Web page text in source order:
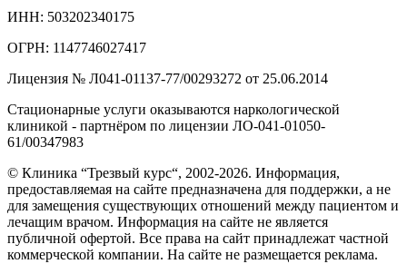
ИНН: 503202340175
ОГРН: 1147746027417
Лицензия № Л041-01137-77/00293272 от 25.06.2014
Стационарные услуги оказываются наркологической
клиникой - партнёром по лицензии ЛО-041-01050-
61/00347983
© Клиника “Трезвый курс“, 2002-2026. Информация,
предоставляемая на сайте предназначена для поддержки, а не
для замещения существующих отношений между пациентом и
лечащим врачом. Информация на сайте не является
публичной офертой. Все права на сайт принадлежат частной
коммерческой компании. На сайте не размещается реклама.